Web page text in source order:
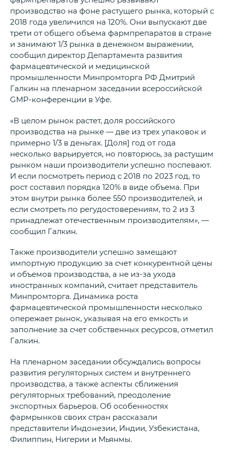
производство на фоне растущего рынка, который с
2018 года увеличился на 120%. Они выпускают две
трети от общего объема фармпрепаратов в стране
и занимают 1/3 рынка в денежном выражении,
сообщил директор Департамента развития
фармацевтической и медицинской
промышленности Минпромторга РФ Дмитрий
Галкин на пленарном заседании всероссийской
GMP-конференции в Уфе.
«В целом рынок растет, доля российского
производства на рынке — две из трех упаковок и
примерно 1/3 в деньгах. [Доля] год от года
несколько варьируется, но повторюсь, за растущим
рынком наши производители успешно поспевают.
И если посмотреть период с 2018 по 2023 год, то
рост составил порядка 120% в виде объема. При
этом внутри рынка более 550 производителей, и
если смотреть по регудостоверениям, то 2 из 3
принадлежат отечественным производителям», —
сообщил Галкин.
Также производители успешно замещают
импортную продукцию за счет конкурентной цены
и объемов производства, а не из-за ухода
иностранных компаний, считает представитель
Минпромторга. Динамика роста
фармацевтической промышленности несколько
опережает рынок, указывая на его емкость и
заполнение за счет собственных ресурсов, отметил
Галкин.
На пленарном заседании обсуждались вопросы
развития регуляторных систем и внутреннего
производства, а также аспекты сближения
регуляторных требований, преодоление
экспортных барьеров. Об особенностях
фармрынков своих стран рассказали
представители Индонезии, Индии, Узбекистана,
Филиппин, Нигерии и Мьянмы.